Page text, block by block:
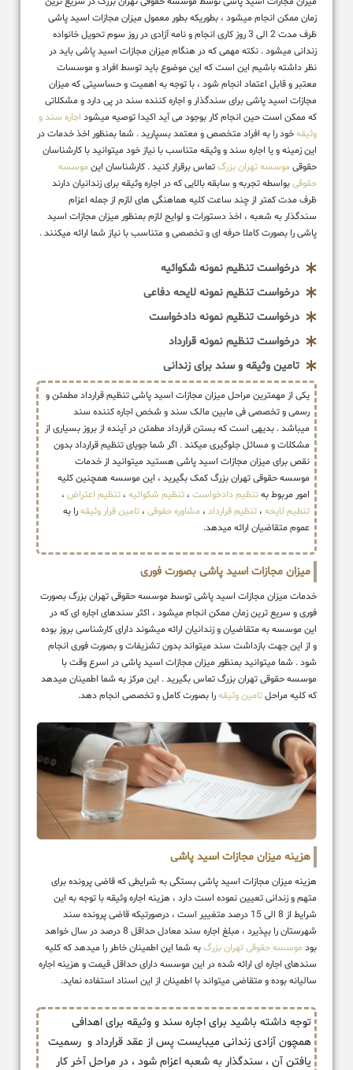
زمان ممکن انجام میشود ، بطوریکه بطور معمول میزان مجازات اسید پاشی
ظرف مدت 2 الی 3 روز کاری انجام و نامه آزادی در روز سوم تحویل خانواده
زندانی میشود . نکته مهمی که در هنگام میزان مجازات اسید پاشی باید در
نظر داشته باشیم این است که این موضوع باید توسط افراد و موسسات
معتبر و قابل اعتماد انجام شود ، با توجه به اهمیت و حساسیتی که میزان
مجازات اسید پاشی برای سندگذار و اجاره کننده سند در پی دارد و مشکلاتی
که ممکن است حین انجام کار بوجود می آید اکیدا توصیه میشود اجاره سند و
وثیقهخود را به افراد متخصص و معتمد بسپارید . شما بمنظور اخذ خدمات در
این زمینه و یا اجاره سند و وثیقه متناسب با نیاز خود میتوانید با کارشناسان
حقوقی موسسه تهران بزرگتماس برقرار کنید . کارشناسان این موسسه
حقوقیبواسطه تجربه و سابقه بالایی که در اجاره وثیقه برای زندانیان دارند
ظرف مدت کمتر از چند ساعت کلیه هماهنگی های لازم از جمله اعزام
سندگذار به شعبه ، اخذ دستورات و لوایح لازم بمنظور میزان مجازات اسید
پاشی را بصورت کاملا حرفه ای و تخصصی و متناسب با نیاز شما ارائه میکنند .
درخواست تنظیم نمونه شکوائیه
درخواست تنظیم نمونه لایحه دفاعی
درخواست تنظیم نمونه دادخواست
درخواست تنظیم نمونه قرارداد
تامین وثیقه و سند برای زندانی
یکی از مهمترین مراحل میزان مجازات اسید پاشی تنظیم قرارداد مطمئن و
رسمی و تخصصی فی مابین مالک سند و شخص اجاره کننده سند
میباشد . بدیهی است که بستن قرارداد مطمئن در آینده از بروز بسیاری از
مشکلات و مسائل جلوگیری میکند . اگر شما جویای تنظیم قرارداد بدون
نقص برای میزان مجازات اسید پاشی هستید میتوانید از خدمات
موسسه حقوقی تهران بزرگ کمک بگیرید ، این موسسه همچنین کلیه
امور مربوط بهتنظیم دادخواست ، تنظیم شکوائیه ، تنظیم اعتراض ،
تنظیم لایحه ، تنظیم قرارداد ، مشاوره حقوقی ، تامین قرار وثیقهرا به
عموم متقاضیان ارائه میدهد.
میزان مجازات اسید پاشی بصورت فوری
خدمات میزان مجازات اسید پاشی توسط موسسه حقوقی تهران بزرگ بصورت
فوری و سریع ترین زمان ممکن انجام میشود ، اکثر سندهای اجاره ای که در
این موسسه به متقاضیان و زندانیان ارائه میشوند دارای کارشناسی بروز بوده
و از این جهت بازداشت سند میتواند بدون تشزیفات و بصورت فوری انجام
شود . شما میتوانید بمنظور میزان مجازات اسید پاشی در اسرع وقت با
موسسه حقوقی تهران بزرگ تماس بگیرید . این مرکز به شما اطمینان میدهد
که کلیه مراحلتامین وثیقهرا بصورت کامل و تخصصی انجام دهد.
هزینه میزان مجازات اسید پاشی
هزینه میزان مجازات اسید پاشی بستگی به شرایطی که قاضی پرونده برای
متهم و زندانی تعیین نموده است دارد ، هزینه اجاره وثیقه با توجه به این
شرایط از 8 الی 15 درصد متغییر است ، درصورتیکه قاضی پرونده سند
شهرستان را بپذیرد ، مبلغ اجاره سند معادل حداقل 8 درصد در سال خواهد
بود موسسه حقوقی تهران بزرگبه شما این اطمینان خاطر را میدهد که کلیه
سندهای اجاره ای ارائه شده در این موسسه دارای حداقل قیمت و هزینه اجاره
سالیانه بوده و متقاضی میتواند با اطمینان از این اسناد استفاده نماید.
توجه داشته باشید برای اجاره سند و وثیقه برای اهدافی
همچون آزادی زندانی میبایست پس از عقد قرارداد و رسمیت
یافتن آن ، سندگذار به شعبه اعزام شود ، در مراحل آخر کار